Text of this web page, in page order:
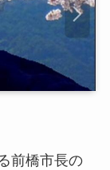
前橋市長の